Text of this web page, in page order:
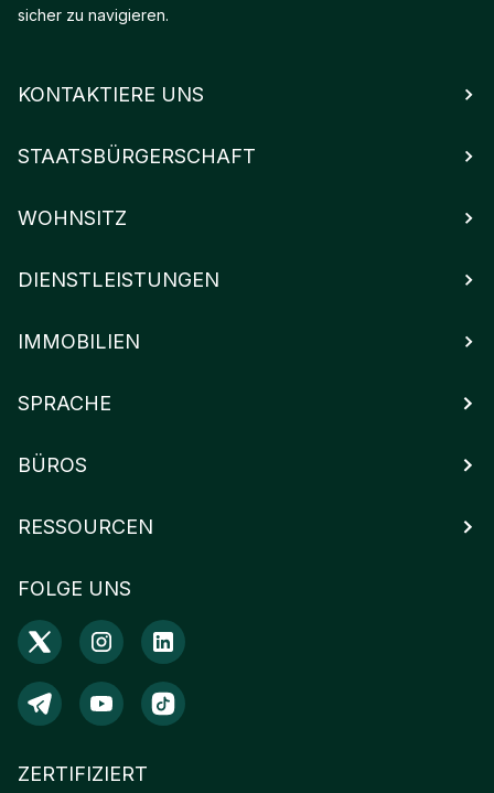
sicher zu navigieren.
KONTAKTIERE UNS
STAATSBÜRGERSCHAFT
WOHNSITZ
DIENSTLEISTUNGEN
IMMOBILIEN
SPRACHE
FOLGE UNS
BÜROS
RESSOURCEN
ZERTIFIZIERT